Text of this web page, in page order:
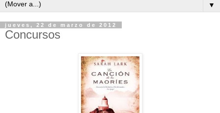
▼
jueves, 22 de marzo de 2012
Concursos